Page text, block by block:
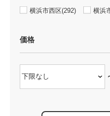
横浜市西区(292) 横浜
価格